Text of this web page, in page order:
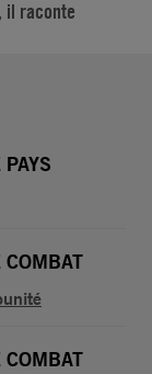
il raconte